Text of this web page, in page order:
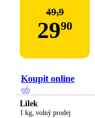
49,9
2990
Koupit online
Lilek
1 kg, volný prodej